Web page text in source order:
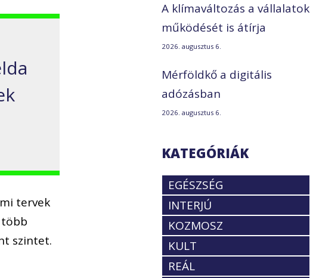
tervek
szintet.
A klímaváltozás a vállalatok
működését is átírja
2026. augusztus 6.
Mérföldkő a digitális
adózásban
2026. augusztus 6.
KATEGÓRIÁK
EGÉSZSÉG
INTERJÚ
KOZMOSZ
KULT
REÁL